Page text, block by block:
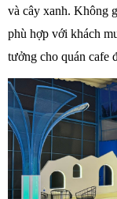
và cây xanh. Không
phù hợp với khách
tưởng cho quán cafe